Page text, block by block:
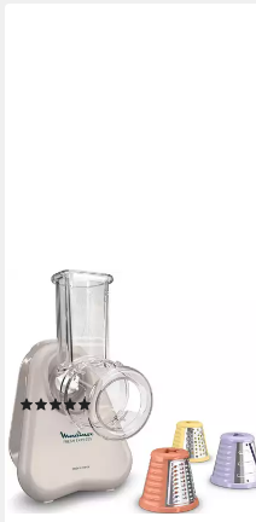
TEFAL
Zerkleinerer Fresh Express
150 W Leistung
Netzkabel
Betriebsart
(4)
54,06 €
lieferbar in 3 Wochen